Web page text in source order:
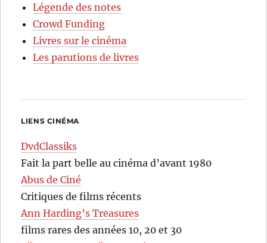
Légende des notes
Crowd Funding
Livres sur le cinéma
Les parutions de livres
LIENS CINÉMA
DvdClassiks
Fait la part belle au cinéma d’avant 1980
Abus de Ciné
Critiques de films récents
Ann Harding’s Treasures
films rares des années 10, 20 et 30